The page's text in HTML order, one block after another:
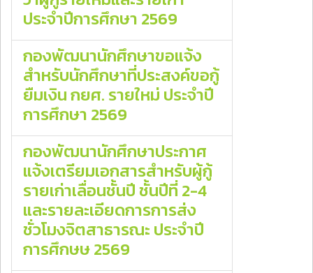
ประจำปีการศึกษา 2569
กองพัฒนานักศึกษาขอแจ้ง
สำหรับนักศึกษาที่ประสงค์ขอกู้
ยืมเงิน กยศ. รายใหม่ ประจำปี
การศึกษา 2569
กองพัฒนานักศึกษาประกาศ
แจ้งเตรียมเอกสารสำหรับผู้กู้
รายเก่าเลื่อนชั้นปี ชั้นปีที่ 2-4
และรายละเอียดการการส่ง
ชั่วโมงจิตสาธารณะ ประจำปี
การศึกษษ 2569